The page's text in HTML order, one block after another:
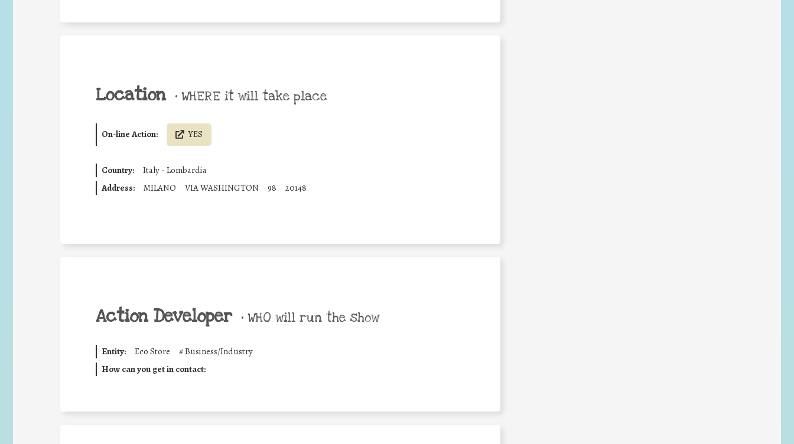
Location • WHERE it will take place
On-line Action: YES
Country:
Italy - Lombardia
Address:
MILANO VIA WASHINGTON 98 20148
Action Developer • WHO will run the show
Entity: Eco Store #Business/Industry
How can you get in contact: